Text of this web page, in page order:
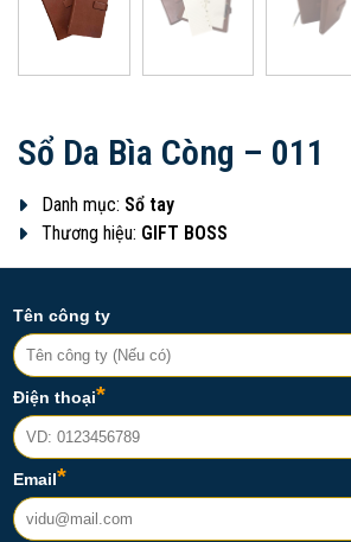
Sổ Da Bìa Còng – 011
Danh mục: Sổ tay
Thương hiệu: GIFT BOSS